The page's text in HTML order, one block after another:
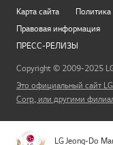
Карта сайта
Правовая информация
ПРЕСС-РЕЛИЗЫ
Copyright © 2009-2025
Это официальный сайт
Corp., или другими
LG Jeong-Do